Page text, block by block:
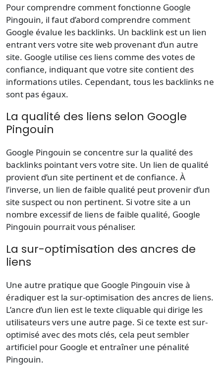
Pour comprendre comment fonctionne Google
Pingouin, il faut d’abord comprendre comment
Google évalue les backlinks. Un backlink est un lien
entrant vers votre site web provenant d’un autre
site. Google utilise ces liens comme des votes de
confiance, indiquant que votre site contient des
informations utiles. Cependant, tous les backlinks ne
sont pas égaux.
La qualité des liens selon Google
Pingouin
Google Pingouin se concentre sur la qualité des
backlinks pointant vers votre site. Un lien de qualité
provient d’un site pertinent et de confiance. À
l’inverse, un lien de faible qualité peut provenir d’un
site suspect ou non pertinent. Si votre site a un
nombre excessif de liens de faible qualité, Google
Pingouin pourrait vous pénaliser.
La sur-optimisation des ancres de
liens
Une autre pratique que Google Pingouin vise à
éradiquer est la sur-optimisation des ancres de liens.
L’ancre d’un lien est le texte cliquable qui dirige les
utilisateurs vers une autre page. Si ce texte est sur-
optimisé avec des mots clés, cela peut sembler
artificiel pour Google et entraîner une pénalité
Pingouin.